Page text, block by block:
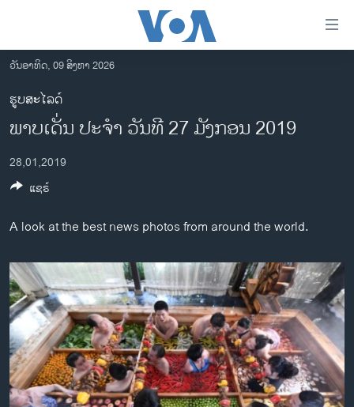
ເຂົ້າ
ຫາ
ຂ້າມ
ຂ້າມ
ໄປ
ຫາ
ຄົ້ນ
ລາວ
ອາເມຣິກາ
ການເລືອກຕັ້ງ ປະທານາທີບໍດີ ສະຫະລັດ 2024
ຂ່າວ​ຈີນ
ໂລກ
ອິດສະຫຼະພາບດ້ານການຂ່າວ
ຊີວິດຊາວລາວ
ຊຸມຊົນຊາວລາວ
ວິທະຍາສາດ-ເທັກໂນໂລຈີ
ທຸລະກິດ
ວັນອາທິດ, 09 ສິງຫາ 2026
ຮູບສະໄລດ໌
ພາບເດັ່ນ ປະຈຳ ວັນທີ 27 ມັງກອນ 2019
28,01,2019
A look at the best news photos from around the world.
ແຊຣ໌